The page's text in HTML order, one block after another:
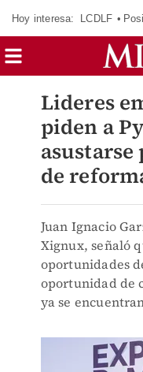
Hoy interesa: LCDLF
Lideres
piden a
de
Juan Ignacio
Xignux, señaló
oportunidades
oportunidad de
ya se